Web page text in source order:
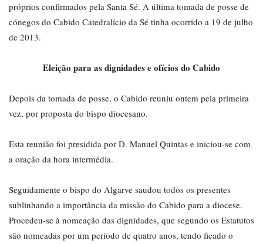
próprios confirmados pela Santa Sé. A última tomada de posse de
cónegos do Cabido Catedralício da Sé tinha ocorrido a 19 de julho
de 2013.
Eleição para as dignidades e ofícios do Cabido
Depois da tomada de posse, o Cabido reuniu ontem pela primeira
vez, por proposta do bispo diocesano.
Esta reunião foi presidida por D. Manuel Quintas e iniciou-se com
a oração da hora intermédia.
Seguidamente o bispo do Algarve saudou todos os presentes
sublinhando a importância da missão do Cabido para a diocese.
Procedeu-se à nomeação das dignidades, que segundo os Estatutos
são nomeadas por um período de quatro anos, tendo ficado o